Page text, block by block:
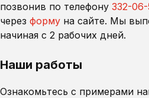
позвонив по телефону 332-06-
через форму на сайте. Мы
начиная с 2 рабочих дней.
Наши работы
Ознакомьтесь с примерами